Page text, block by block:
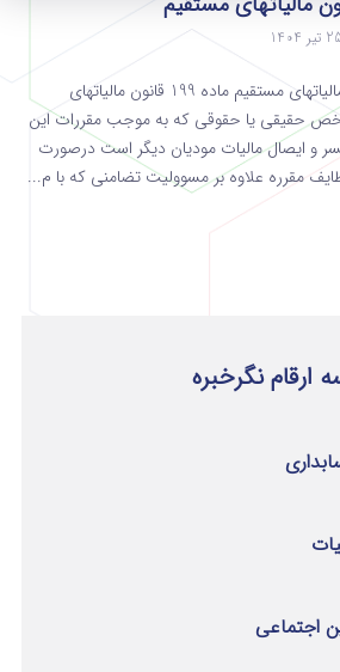
ماده 199 قانون مالیاتهای مستقیم ماده 199 قانون مالیاتهای
حقیقی یا حقوقی که به ‌موجب مقررات این
و ایصال مالیات مودیان دیگر است درصورت
مقرره علاوه بر مسوولیت تضامنی که با م...
نگرخبره
اجتماعی